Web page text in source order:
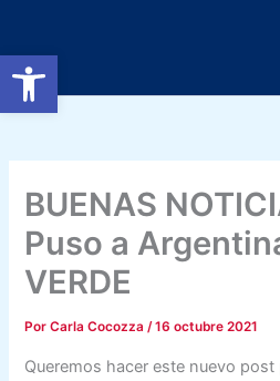
Abrir barra de herramientas
contenido
BUENAS
Puso a
VERDE
PorCarla Cocozza/16 octubre 2021
Queremos hacer este nuevo post